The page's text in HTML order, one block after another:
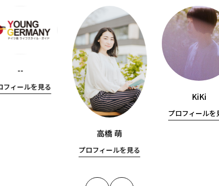
--
フィールを見る
高橋 萌
プロフィールを見る
KiKi
プロフィールを